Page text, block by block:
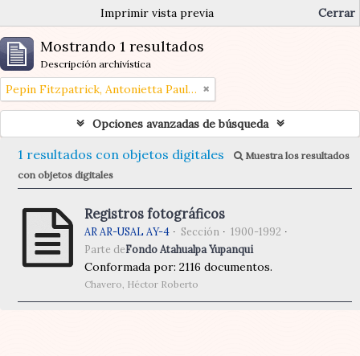
Imprimir vista previa Cerrar
Mostrando 1 resultados
Descripción archivística
Pepin Fitzpatrick, Antonietta Paule (1908-1990)
Opciones avanzadas de búsqueda
1 resultados con objetos digitales
Muestra los resultados
con objetos digitales
Registros fotográficos
AR AR-USAL AY-4 Sección
1900-1992
Parte deFondo Atahualpa Yupanqui
Conformada por: 2116 documentos.
Chavero, Héctor Roberto